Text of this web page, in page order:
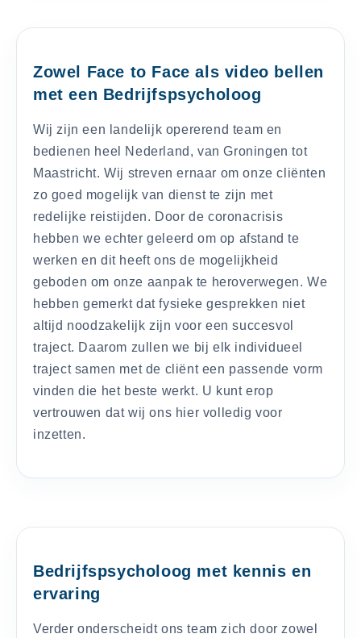
Zowel Face to Face als video bellen
met een Bedrijfspsycholoog
Wij zijn een landelijk opererend team en
bedienen heel Nederland, van Groningen tot
Maastricht. Wij streven ernaar om onze cliënten
zo goed mogelijk van dienst te zijn met
redelijke reistijden. Door de coronacrisis
hebben we echter geleerd om op afstand te
werken en dit heeft ons de mogelijkheid
geboden om onze aanpak te heroverwegen. We
hebben gemerkt dat fysieke gesprekken niet
altijd noodzakelijk zijn voor een succesvol
traject. Daarom zullen we bij elk individueel
traject samen met de cliënt een passende vorm
vinden die het beste werkt. U kunt erop
vertrouwen dat wij ons hier volledig voor
inzetten.
Bedrijfspsycholoog met kennis en
ervaring
Verder onderscheidt ons team zich door zowel